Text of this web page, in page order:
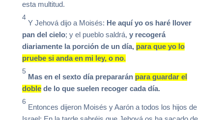
esta multitud.
4
Y Jehová dijo a Moisés: He aquí yo os haré llover
pan del cielo; y el pueblo saldrá, y recogerá
diariamente la porción de un día, para que yo lo
pruebe si anda en mi ley, o no.
5
Mas en el sexto día prepararán para guardar el
doblede lo que suelen recoger cada día.
6
Entonces dijeron Moisés y Aarón a todos los hijos de